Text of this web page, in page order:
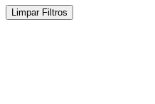
Limpar Filtros